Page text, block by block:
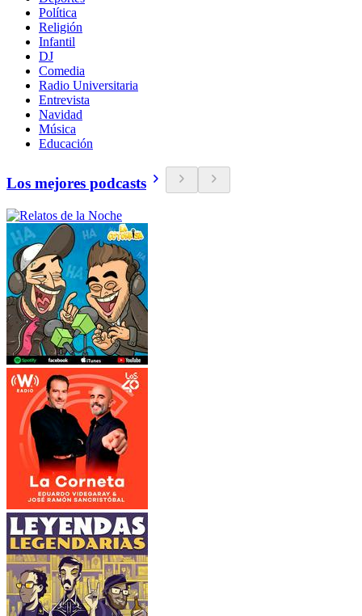
Política
Religión
Infantil
DJ
Comedia
Radio Universitaria
Entrevista
Navidad
Música
Educación
Los mejores podcasts